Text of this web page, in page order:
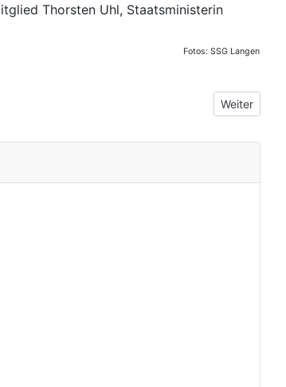
Thorsten Uhl, Staatsministerin
Fotos: SSG Langen
Nächster
Weiter